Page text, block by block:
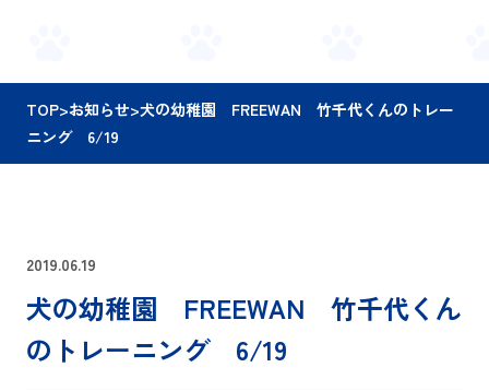
TOP>お知らせ>犬の幼稚園 FREEWAN 竹千代くんのトレー
ニング 6/19
2019.06.19
犬の幼稚園 FREEWAN 竹千代くん
のトレーニング 6/19